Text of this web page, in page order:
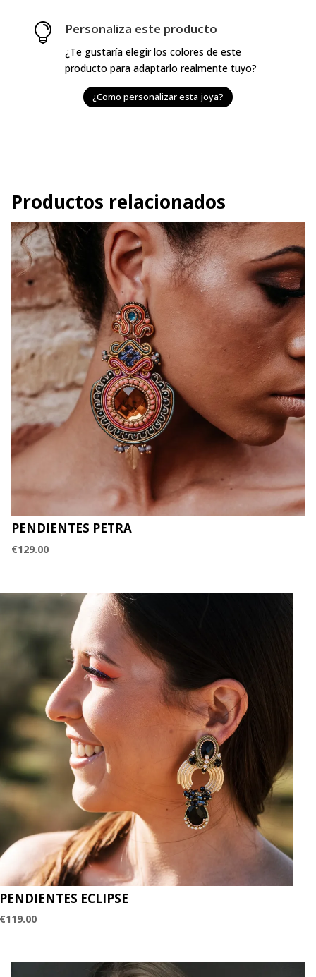
 Personaliza este producto
¿Te gustaría elegir los colores de este
producto para adaptarlo realmente tuyo?
¿Como personalizar esta joya?
Productos relacionados
PENDIENTES PETRA
€129.00
PENDIENTES ECLIPSE
€119.00